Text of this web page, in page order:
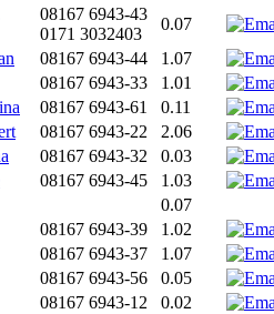
08167 6943-43
0171 3032403
0.07
08167 6943-44 1.07
08167 6943-33 1.01
08167 6943-61 0.11
08167 6943-22 2.06
08167 6943-32 0.03
08167 6943-45 1.03
0.07
08167 6943-39 1.02
08167 6943-37 1.07
08167 6943-56 0.05
08167 6943-12 0.02